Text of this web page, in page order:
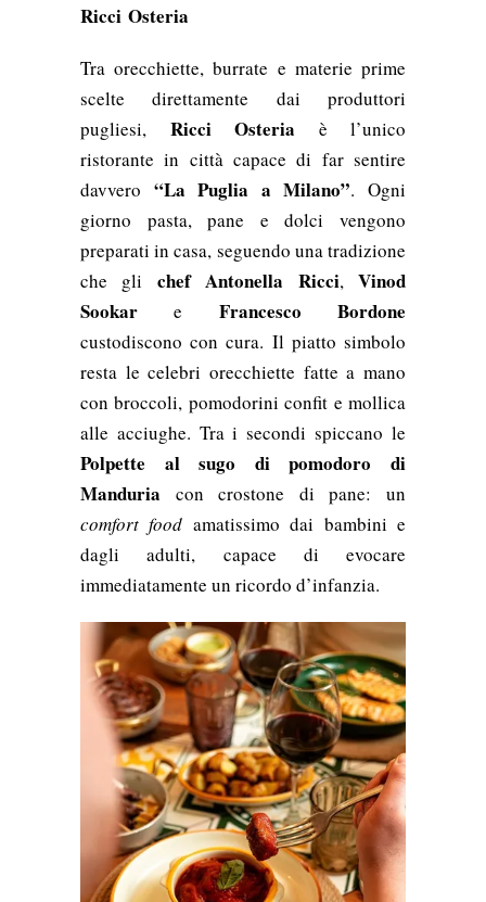
Ricci Osteria
Tra orecchiette, burrate e materie prime
scelte direttamente dai produttori
pugliesi, Ricci Osteria è l’unico
ristorante in città capace di far sentire
davvero “La Puglia a Milano”. Ogni
giorno pasta, pane e dolci vengono
preparati in casa, seguendo una tradizione
che gli chef Antonella Ricci,Vinod
Sookar e Francesco Bordone
custodiscono con cura. Il piatto simbolo
resta le celebri orecchiette fatte a mano
con broccoli, pomodorini confit e mollica
alle acciughe. Tra i secondi spiccano le
Polpette al sugo di pomodoro di
Manduria con crostone di pane: un
comfort food amatissimo dai bambini e
dagli adulti, capace di evocare
immediatamente un ricordo d’infanzia.